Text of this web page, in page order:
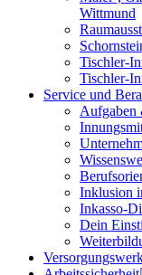
Wittmund
Tischler-
Tischler-
Service und
Aufgaben
Inklusion
Inkasso-
Dein